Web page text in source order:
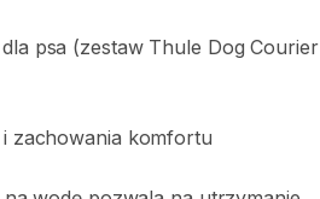
dla psa (zestaw Thule Dog Courier
i zachowania komfortu